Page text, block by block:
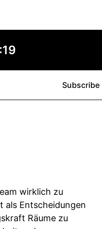
wirklich zu
als Entscheidungen
Räume zu